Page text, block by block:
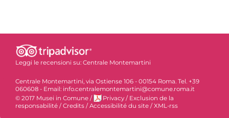
Leggi le recensioni su: Centrale Montemartini
Centrale Montemartini, via Ostiense 106 - 00154 Roma. Tel. +39
060608 - Email: info.centralemontemartini@comune.roma.it
© 2017 Musei in Comune / Privacy / Exclusion de la
responsabilité /Credits /Accessibilité du site /XML-rss